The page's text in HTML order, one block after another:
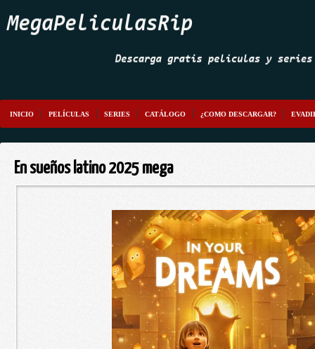
INICIO PELÍCULAS SERIES CATÁLOGO ¿COMO DESCARGAR?
En sueños latino 2025 mega